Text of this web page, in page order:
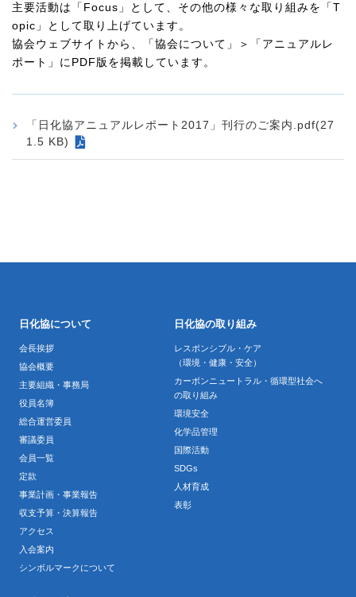
主要活動は「Focus」として、その他の様々な取り組みを「T
opic」として取り上げています。
協会ウェブサイトから、「協会について」＞「アニュアルレ
ポート」にPDF版を掲載しています。
「日化協アニュアルレポート2017」刊行のご案内.pdf(27
1.5 KB)
日化協について
会長挨拶
協会概要
主要組織・事務局
役員名簿
総合運営委員
審議委員
会員一覧
定款
事業計画・事業報告
収支予算・決算報告
アクセス
入会案内
シンボルマークについて
日化協の取り組み
レスポンシブル・ケア
（環境・健康・安全）
カーボンニュートラル・循環型社会へ
の取り組み
環境安全
化学品管理
国際活動
SDGs
人材育成
表彰